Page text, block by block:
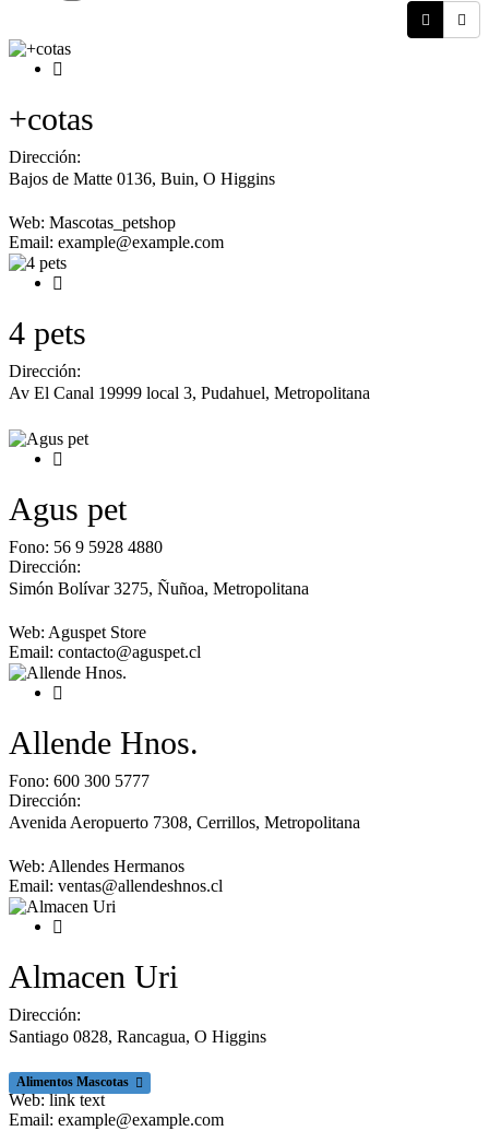
+cotas
Dirección:
Bajos de Matte 0136, Buin, O Higgins
Web: Mascotas_petshop
Email: example@example.com
4 pets
Dirección:
Av El Canal 19999 local 3, Pudahuel, Metropolitana
Agus pet
Fono: 56 9 5928 4880
Dirección:
Simón Bolívar 3275, Ñuñoa, Metropolitana
Web: Aguspet Store
Email: contacto@aguspet.cl
Allende Hnos.
Fono: 600 300 5777
Dirección:
Avenida Aeropuerto 7308, Cerrillos, Metropolitana
Web: Allendes Hermanos
Email: ventas@allendeshnos.cl
Almacen Uri
Dirección:
Santiago 0828, Rancagua, O Higgins
Alimentos Mascotas
Web: link text
Email: example@example.com